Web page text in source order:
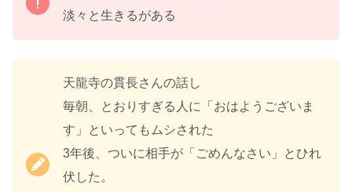
淡々と生きるがある
天龍寺の貫長さんの話し
毎朝、とおりすぎる人に「おはようございま
す」といってもムシされた
3年後、ついに相手が「ごめんなさい」とひれ
伏した。